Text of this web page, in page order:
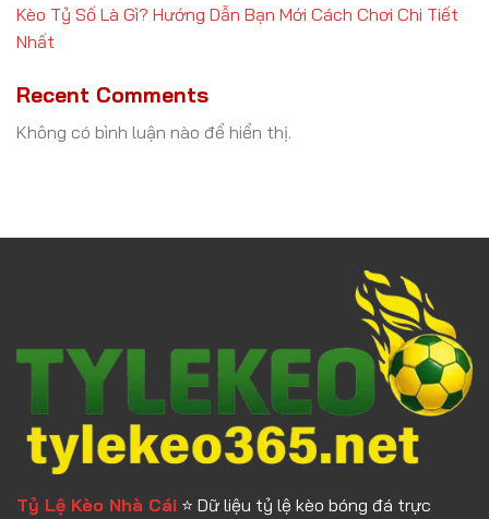
Kèo Tỷ Số Là Gì? Hướng Dẫn Bạn Mới Cách Chơi Chi Tiết
Nhất
Recent Comments
Không có bình luận nào để hiển thị.
Tỷ Lệ Kèo Nhà Cái ⭐️ Dữ liệu tỷ lệ kèo bóng đá trực